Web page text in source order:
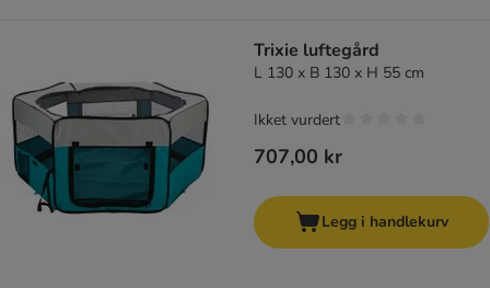
Trixie luftegård
L 130 x B 130 x H 55 cm
707,00 kr
Ikket vurdert
Legg i handlekurv